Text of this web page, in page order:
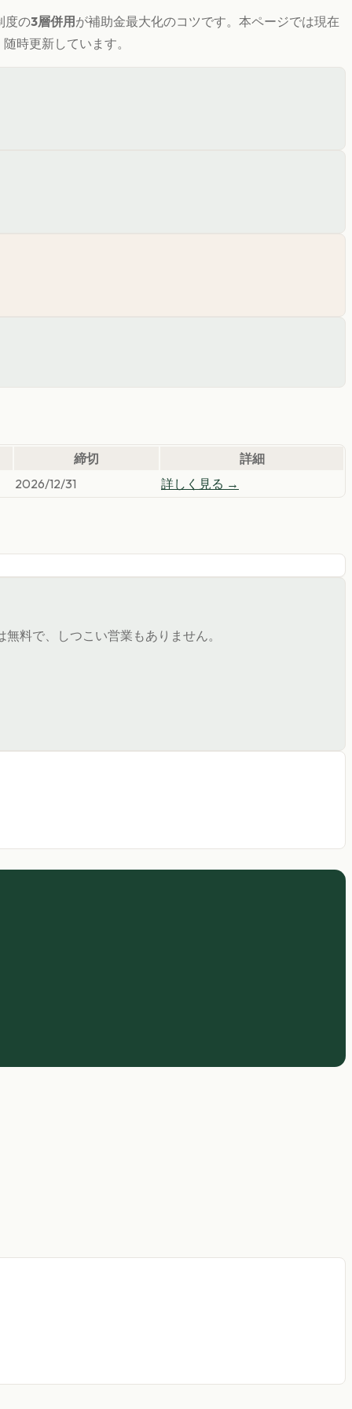
度の3層併用 が補助金最大化のコツです。 本ページでは現在
時更新しています。
締切
詳細
2026/12/31 詳しく見る →
料で、しつこい営業もありません。